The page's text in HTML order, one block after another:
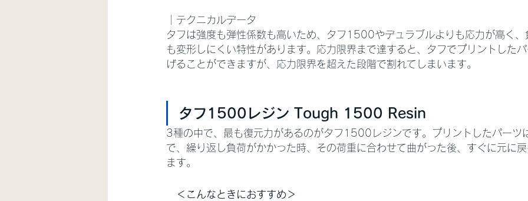
｜テクニカルデータ
タフは強度も弾性係数も高いため、タフ1500やデュラブルよりも応力が高く、
も変形しにくい特性があります。応力限界まで達すると、タフでプリントした
げることができますが、応力限界を超えた段階で割れてしまいます。
タフ1500レジン Tough 1500 Resin
3種の中で、最も復元力があるのがタフ1500レジンです。プリントしたパーツ
で、繰り返し負荷がかかった時、その荷重に合わせて曲がった後、すぐに元に
ます。
＜こんなときにおすすめ＞